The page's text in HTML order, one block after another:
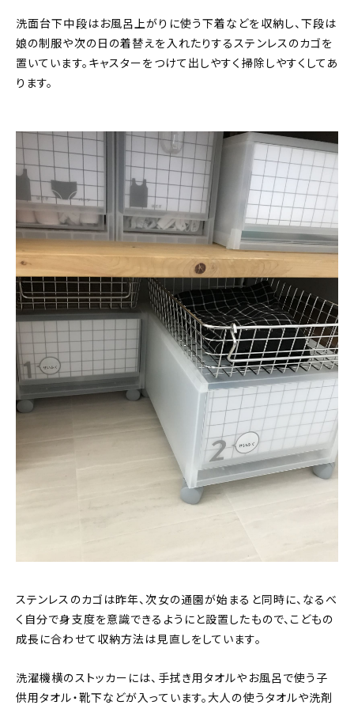
洗面台下中段はお風呂上がりに使う下着などを収納し、下段は
娘の制服や次の日の着替えを入れたりするステンレスのカゴを
置いています。キャスターをつけて出しやすく掃除しやすくしてあ
ります。
ステンレスのカゴは昨年、次女の通園が始まると同時に、なるべ
く自分で身支度を意識できるようにと設置したもので、こどもの
成長に合わせて収納方法は見直しをしています。
洗濯機横のストッカーには、手拭き用タオルやお風呂で使う子
供用タオル・靴下などが入っています。大人の使うタオルや洗剤